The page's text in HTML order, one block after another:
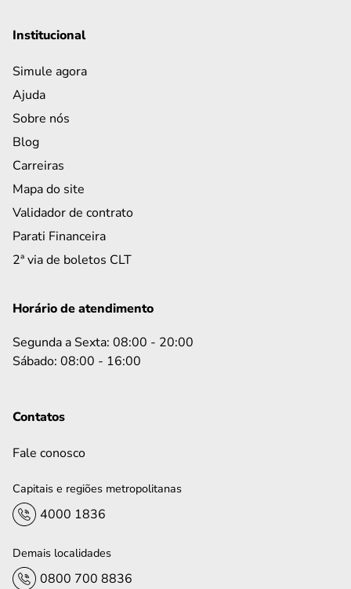
Institucional
Simule agora
Ajuda
Sobre nós
Blog
Carreiras
Mapa do site
Validador de contrato
Parati Financeira
2ª via de boletos CLT
Horário de atendimento
Segunda a Sexta: 08:00 - 20:00
Sábado: 08:00 - 16:00
Contatos
Fale conosco
Capitais e regiões metropolitanas
4000 1836
Demais localidades
0800 700 8836